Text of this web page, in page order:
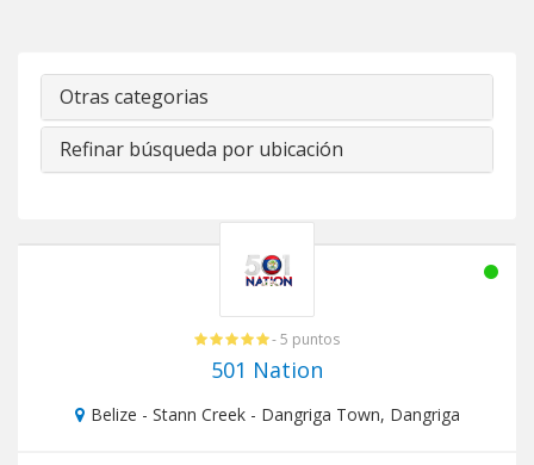
Otras categorias
Refinar búsqueda por ubicación
- 5 puntos
501 Nation
Belize - Stann Creek - Dangriga Town, Dangriga